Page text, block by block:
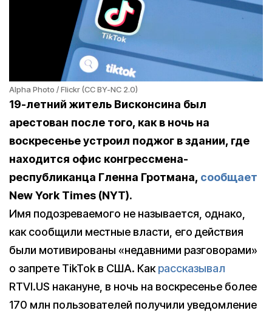
Alpha Photo / Flickr (CC BY-NC 2.0)
19-летний житель Висконсина был
арестован после того, как в ночь на
воскресенье устроил поджог в здании, где
находится офис конгрессмена-
республиканца Гленна Гротмана, сообщает
New York Times (NYT).
Имя подозреваемого не называется, однако,
как сообщили местные власти, его действия
были мотивированы «недавними разговорами»
о запрете TikTok в США. Какрассказывал
RTVI.US накануне, в ночь на воскресенье более
170 млн пользователей получили уведомление